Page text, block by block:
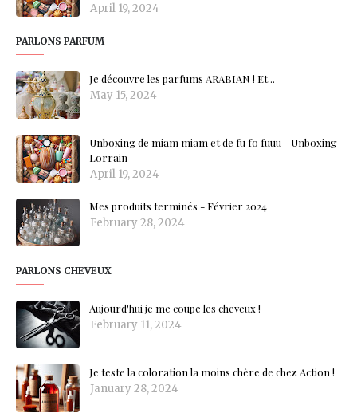
April 19, 2024
PARLONS PARFUM
Je découvre les parfums ARABIAN ! Et...
May 15, 2024
Unboxing de miam miam et de fu fo fuuu - Unboxing
Lorrain
April 19, 2024
Mes produits terminés - Février 2024
February 28, 2024
PARLONS CHEVEUX
Aujourd'hui je me coupe les cheveux !
February 11, 2024
Je teste la coloration la moins chère de chez Action !
January 28, 2024